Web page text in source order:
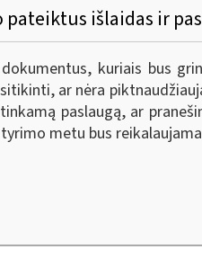
išlaidas ir
kuriais bus
ar nėra
paslaugą, ar
metu bus